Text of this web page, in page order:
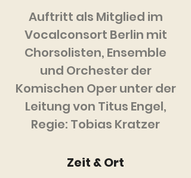
Auftritt als Mitglied im
Vocalconsort Berlin mit
Chorsolisten, Ensemble
und Orchester der
Komischen Oper unter der
Leitung von Titus Engel,
Regie: Tobias Kratzer
Zeit & Ort